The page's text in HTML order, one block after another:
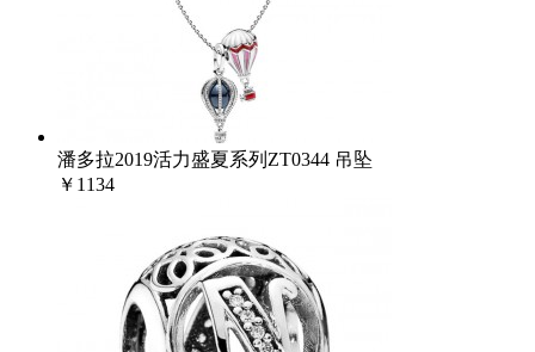
潘多拉2019活力盛夏系列ZT0344 吊坠
￥1134